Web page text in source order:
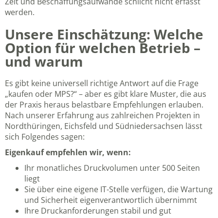
werden.
Unsere Einschätzung: Welche
Option für welchen Betrieb –
und warum
Es gibt keine universell richtige Antwort auf die Frage
„kaufen oder MPS?“ – aber es gibt klare Muster, die aus
der Praxis heraus belastbare Empfehlungen erlauben.
Nach unserer Erfahrung aus zahlreichen Projekten in
Nordthüringen, Eichsfeld und Südniedersachsen lässt
sich Folgendes sagen:
Eigenkauf empfehlen wir, wenn:
Ihr monatliches Druckvolumen unter 500 Seiten
liegt
Sie über eine eigene IT-Stelle verfügen, die Wartung
und Sicherheit eigenverantwortlich übernimmt
Ihre Druckanforderungen stabil und gut